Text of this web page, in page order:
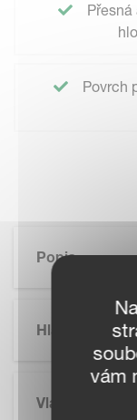
Povrch
Popis
Hlavní Výhody
Vlastnosti
vám